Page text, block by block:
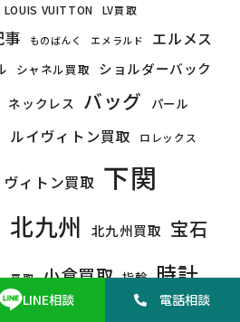
LINE相談 電話相談
LOUIS VUITTON LV買取
事 ものばんく エメラルド エルメス
シャネル買取 ショルダーバック
ネックレス バッグ パール
ルイヴィトン買取 ロレックス
ヴィトン買取 下関
北九州 北九州買取 宝石
買取 小倉買取 指輪 時計